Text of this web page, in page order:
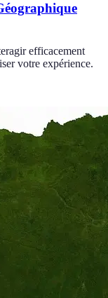
efficacement
votre expérience.